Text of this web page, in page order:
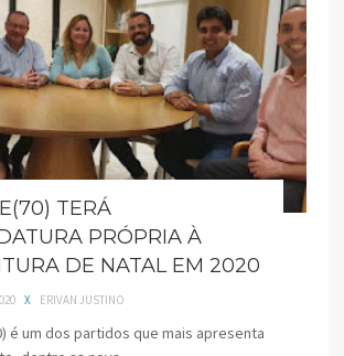
TERÁ
PRÓPRIA À
DE NATAL EM 2020
X ERIVAN JUSTINO
é um dos partidos que mais apresenta